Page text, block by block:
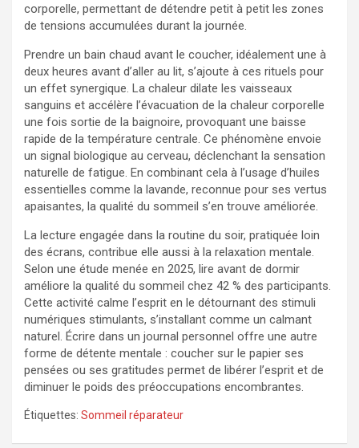
corporelle, permettant de détendre petit à petit les zones
de tensions accumulées durant la journée.
Prendre un bain chaud avant le coucher, idéalement une à
deux heures avant d’aller au lit, s’ajoute à ces rituels pour
un effet synergique. La chaleur dilate les vaisseaux
sanguins et accélère l’évacuation de la chaleur corporelle
une fois sortie de la baignoire, provoquant une baisse
rapide de la température centrale. Ce phénomène envoie
un signal biologique au cerveau, déclenchant la sensation
naturelle de fatigue. En combinant cela à l’usage d’huiles
essentielles comme la lavande, reconnue pour ses vertus
apaisantes, la qualité du sommeil s’en trouve améliorée.
La lecture engagée dans la routine du soir, pratiquée loin
des écrans, contribue elle aussi à la relaxation mentale.
Selon une étude menée en 2025, lire avant de dormir
améliore la qualité du sommeil chez 42 % des participants.
Cette activité calme l’esprit en le détournant des stimuli
numériques stimulants, s’installant comme un calmant
naturel. Écrire dans un journal personnel offre une autre
forme de détente mentale : coucher sur le papier ses
pensées ou ses gratitudes permet de libérer l’esprit et de
diminuer le poids des préoccupations encombrantes.
Étiquettes: Sommeil réparateur